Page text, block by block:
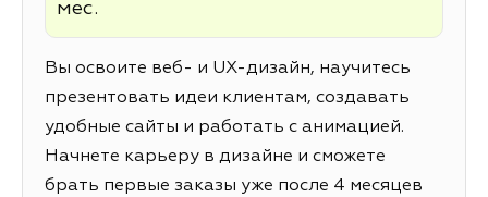
мес.
Вы освоите веб- и UX-дизайн, научитесь
презентовать идеи клиентам, создавать
удобные сайты и работать с анимацией.
Начнете карьеру в дизайне и сможете
брать первые заказы уже после 4 месяцев